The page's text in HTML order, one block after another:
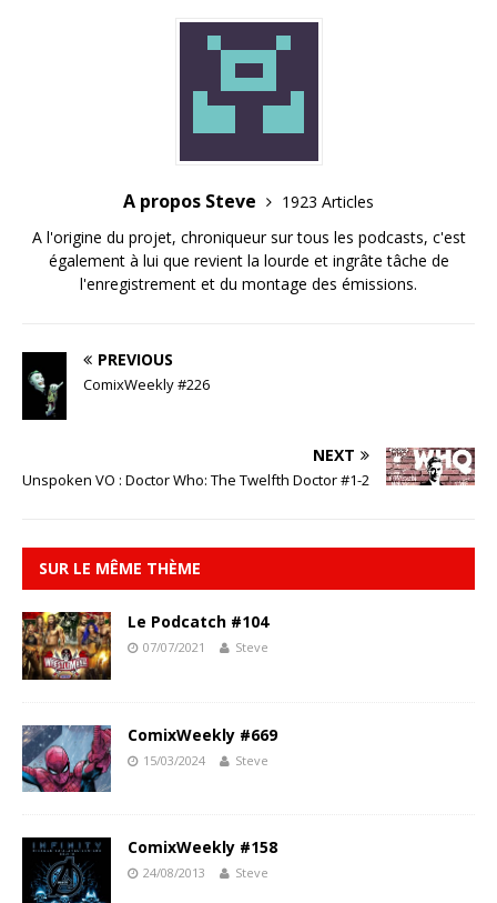
A propos Steve
1923 Articles
A l'origine du projet, chroniqueur sur tous les podcasts, c'est
également à lui que revient la lourde et ingrâte tâche de
l'enregistrement et du montage des émissions.
PREVIOUS
ComixWeekly #226
NEXT
Unspoken VO : Doctor Who: The Twelfth Doctor #1-2
SUR LE MÊME THÈME
Le Podcatch #104
07/07/2021 Steve
ComixWeekly #669
15/03/2024 Steve
ComixWeekly #158
24/08/2013 Steve